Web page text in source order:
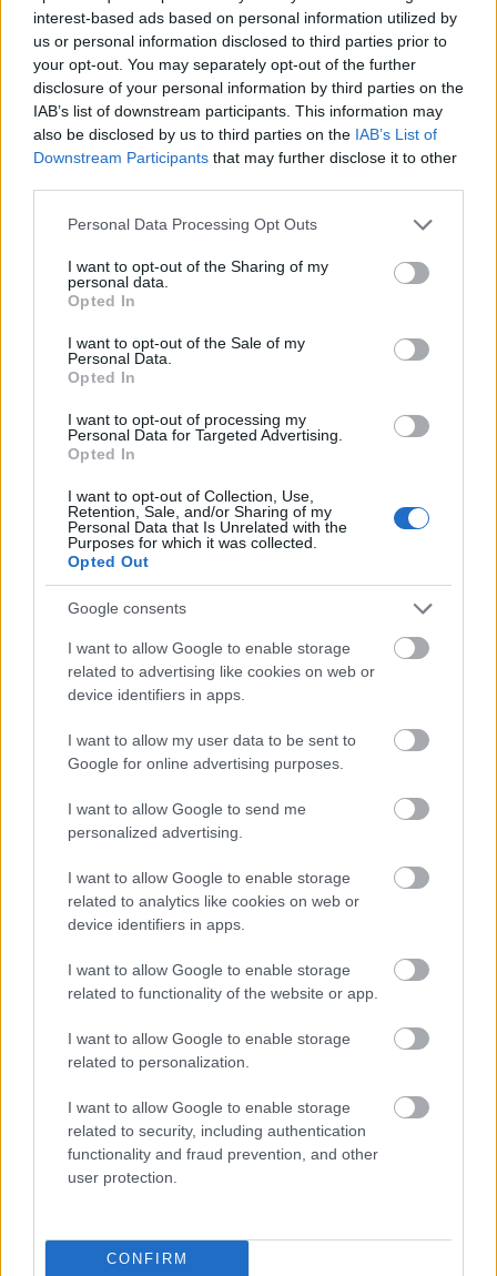
interest-based ads based on personal information utilized by
us or personal information disclosed to third parties prior to
your opt-out. You may separately opt-out of the further
disclosure of your personal information by third parties on the
IAB’s list of downstream participants. This information may
also be disclosed by us to third parties on the IAB’s List of
Downstream Participants that may further disclose it to other
Please note that this website/app uses one or more Google
not limited to your visit or usage behaviour. You may click to
grant or deny consent to Google and its third-party tags to
use your data for below specified purposes in below Google
consent section.
Personal Data Processing Opt Outs
I want to opt-out of the Sharing of my
personal data.
Opted In
I want to opt-out of the Sale of my
Personal Data.
Opted In
I want to opt-out of processing my
Personal Data for Targeted Advertising.
Opted In
I want to opt-out of Collection, Use,
Retention, Sale, and/or Sharing of my
Personal Data that Is Unrelated with the
Purposes for which it was collected.
Opted Out
Google consents
I want to allow Google to enable storage
related to advertising like cookies on web or
device identifiers in apps.
I want to allow my user data to be sent to
Google for online advertising purposes.
I want to allow Google to send me
personalized advertising.
I want to allow Google to enable storage
related to analytics like cookies on web or
device identifiers in apps.
I want to allow Google to enable storage
related to functionality of the website or app.
I want to allow Google to enable storage
related to personalization.
I want to allow Google to enable storage
related to security, including authentication
functionality and fraud prevention, and other
user protection.
CONFIRM
A kulcs a nyílt kommunikációban, az empátiában és
az önreflexióban rejlik. Íme néhány hasznos
módszer, amely segíthet a stabil kapcsolat
kiépítésében az első két év során:
Beszélgessetek mindenről, még a kényes
Figyeljetek oda egymásra, ne csak válaszoljatok,
hanem próbáljátok megérteni, mit érez a másik.
Tiszteljétek egymás határait! Minden
kapcsolatban szükség van egyéni térre és
önállóságra is.
Nevessetek együtt, a humor az egyik legerősebb
Tanuljatok együtt fejlődni, a közösen kialakított
szokások, célok és rutinok sokat erősítenek a
A kutatók hangsúlyozzák: nem az a baj, ha vannak
konfliktusok, hanem az, ha azok kezelésében újra és
újra ugyanazokat a destruktív mintákat ismételjük. A
házasság első éveiben megtanult kommunikációs
szokások és érzelmi reakciók később nagyon
nehezen változnak, de nem lehetetlen!
A jó hír, hogy ha tudatosan odafigyelünk arra,
hogyan viszonyulunk egymáshoz, és merünk
fejlődni, akkor a házasság nemhogy nem válik
unalmassá, de évről évre egyre mélyebb és
értékesebb kötelékké formálódhat. Ha az első két
évben sikerül egészséges alapokat lerakni, akkor a
házasság hosszú távon is sokkal ellenállóbbá válik.
A lényeg, hogy nem szabad megijedni a kihívásoktól,
sem feladni, csak mert az első próbálkozások
esetleg kudarcba fulladnak. Mindezek mellett pedig
rendkívül fontos, hogy az ember a személyes